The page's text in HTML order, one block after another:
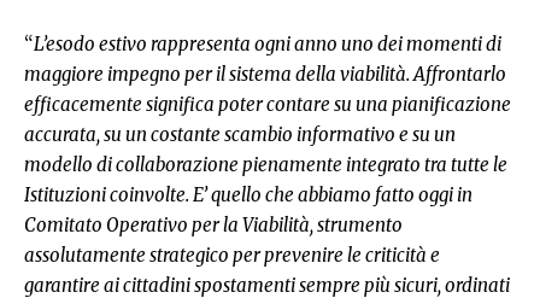
“L’esodo estivo rappresenta ogni anno uno dei momenti di
maggiore impegno per il sistema della viabilità. Affrontarlo
efficacemente significa poter contare su una pianificazione
accurata, su un costante scambio informativo e su un
modello di collaborazione pienamente integrato tra tutte le
Istituzioni coinvolte. E’ quello che abbiamo fatto oggi in
Comitato Operativo per la Viabilità, strumento
assolutamente strategico per prevenire le criticità e
garantire ai cittadini spostamenti sempre più sicuri, ordinati